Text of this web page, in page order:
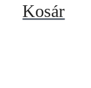
Kosár